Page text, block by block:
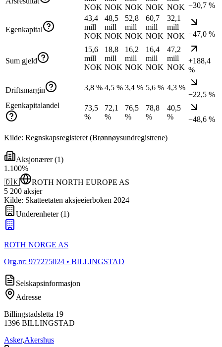
NOK NOK NOK NOK NOK −30,7 %
Egenkapital
43,4
mill
NOK
48,5
mill
NOK
52,8
mill
NOK
60,7
mill
NOK
32,1
mill
NOK −47,0 %
Sum gjeld
15,6
mill
NOK
18,8
mill
NOK
16,2
mill
NOK
16,4
mill
NOK
47,2
mill
NOK
+188,4
%
Driftsmargin 3,8 % 4,5 % 3,4 % 5,6 % 4,3 %
−22,5 %
Egenkapitalandel
73,5
%
72,1
%
76,5
%
78,8
%
40,5
%
−48,6 %
Kilde: Regnskapsregisteret (Brønnøysundregistrene)
Aksjonærer(1)
1 .100%
🇩🇰
ROTH NORTH EUROPE AS
5 200 aksjer
Kilde: Skatteetaten aksjeeierboken 2024
Underenheter(1)
ROTH NORGE AS
Org.nr: 977275024 • BILLINGSTAD
Selskapsinformasjon
Adresse
Billingstadsletta 19
1396 BILLINGSTAD
Asker,Akershus